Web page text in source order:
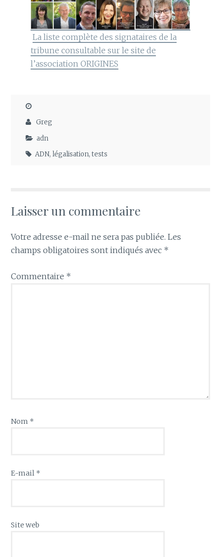
La liste complète des signataires de la
tribune consultable sur le site de
l’association ORIGINES
Greg
adn
ADN,légalisation,tests
Laisser un commentaire
Votre adresse e-mail ne sera pas publiée. Les
champs obligatoires sont indiqués avec *
Commentaire *
Nom *
E-mail *
Site web